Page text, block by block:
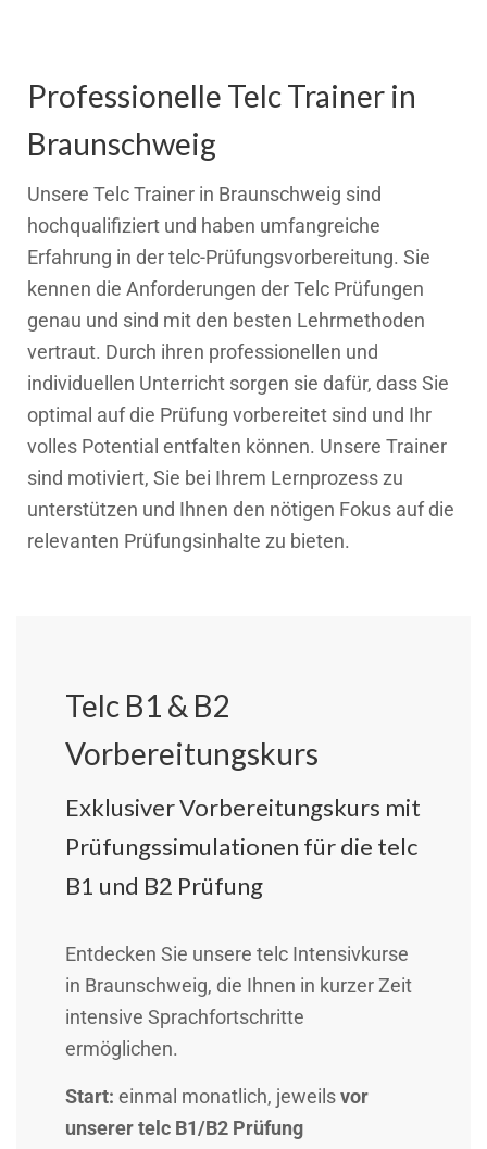
Professionelle Telc Trainer in
Braunschweig
Unsere Telc Trainer in Braunschweig sind
hochqualifiziert und haben umfangreiche
Erfahrung in der telc-Prüfungsvorbereitung. Sie
kennen die Anforderungen der Telc Prüfungen
genau und sind mit den besten Lehrmethoden
vertraut. Durch ihren professionellen und
individuellen Unterricht sorgen sie dafür, dass Sie
optimal auf die Prüfung vorbereitet sind und Ihr
volles Potential entfalten können. Unsere Trainer
sind motiviert, Sie bei Ihrem Lernprozess zu
unterstützen und Ihnen den nötigen Fokus auf die
relevanten Prüfungsinhalte zu bieten.
Telc B1 & B2
Vorbereitungskurs
Exklusiver Vorbereitungskurs mit
Prüfungssimulationen für die telc
B1 und B2 Prüfung
Entdecken Sie unsere telc Intensivkurse
in Braunschweig, die Ihnen in kurzer Zeit
intensive Sprachfortschritte
ermöglichen.
Start: einmal monatlich, jeweilsvor
unserer telc B1/B2 Prüfung